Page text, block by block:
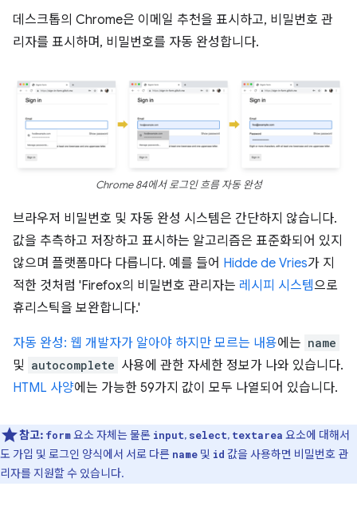
데스크톱의 Chrome은 이메일 추천을 표시하고, 비밀번호 관
리자를 표시하며, 비밀번호를 자동 완성합니다.
Chrome 84에서 로그인 흐름 자동 완성
브라우저 비밀번호 및 자동 완성 시스템은 간단하지 않습니다.
값을 추측하고 저장하고 표시하는 알고리즘은 표준화되어 있지
않으며 플랫폼마다 다릅니다. 예를 들어 Hidde de Vries가 지
적한 것처럼 'Firefox의 비밀번호 관리자는 레시피 시스템으로
휴리스틱을 보완합니다.'
자동 완성: 웹 개발자가 알아야 하지만 모르는 내용에는 name
및 autocomplete 사용에 관한 자세한 정보가 나와 있습니다.
HTML 사양에는 가능한 59가지 값이 모두 나열되어 있습니다.
참고: form요소 자체는 물론 input, select, textarea 요소에 대해서
도 가입 및 로그인 양식에서 서로 다른 name 및 id 값을 사용하면 비밀번호 관
리자를 지원할 수 있습니다.